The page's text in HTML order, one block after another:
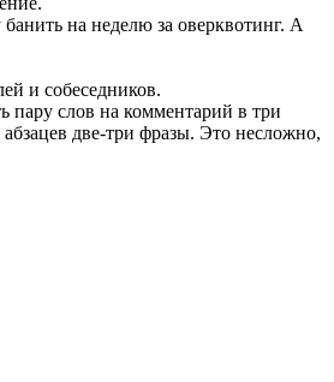
на неделю за оверквотинг. А
и собеседников.
пару слов на комментарий в три
абзацев две-три фразы. Это несложно,